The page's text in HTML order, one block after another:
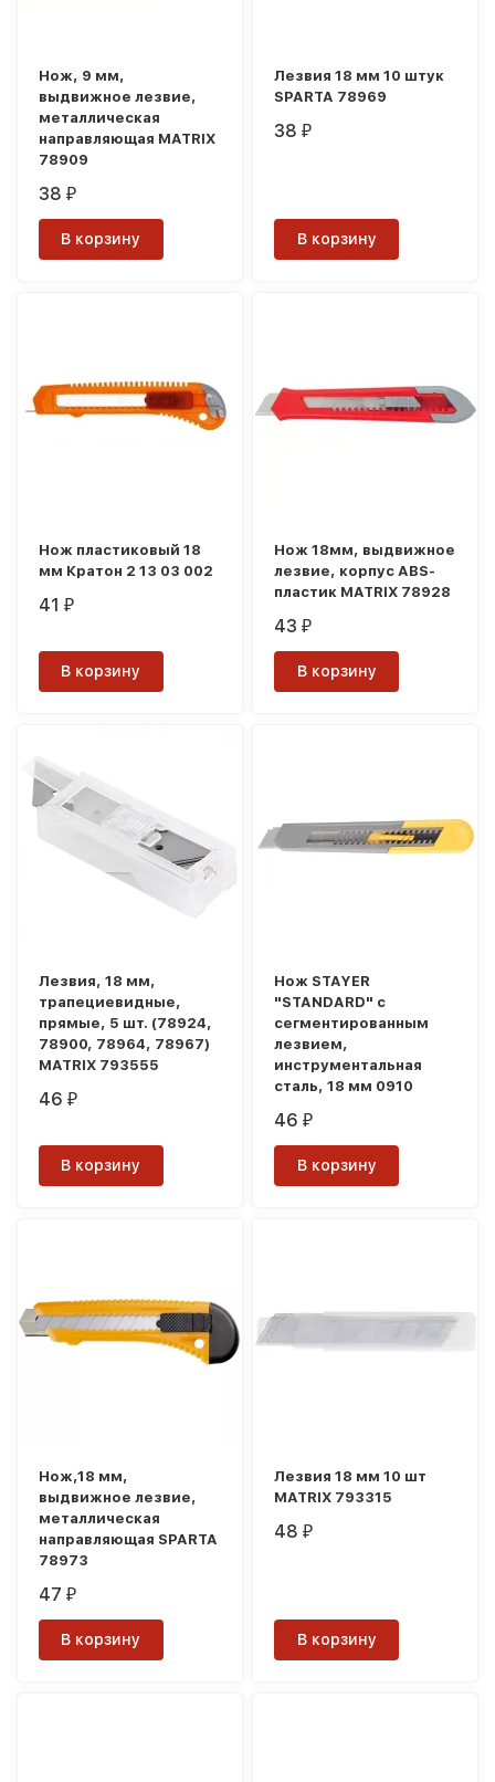
Нож, 9 мм,
выдвижное лезвие,
металлическая
направляющая MATRIX
78909
38₽
В корзину
Лезвия 18 мм 10 штук
SPARTA 78969
38₽
В корзину
Нож пластиковый 18
мм Кратон 2 13 03 002
41₽
В корзину
Нож 18мм, выдвижное
лезвие, корпус ABS-
пластик MATRIX 78928
43₽
В корзину
Лезвия, 18 мм,
трапециевидные,
прямые, 5 шт. (78924,
78900, 78964, 78967)
MATRIX 793555
46₽
В корзину
Нож STAYER
"STANDARD" с
сегментированным
лезвием,
инструментальная
сталь, 18 мм 0910
46₽
В корзину
Нож,18 мм,
выдвижное лезвие,
металлическая
направляющая SPARTA
78973
47₽
В корзину
Лезвия 18 мм 10 шт
MATRIX 793315
48₽
В корзину